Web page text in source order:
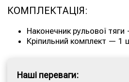
КОМПЛЕКТАЦІЯ:
Наконечник рульової
Кріпильний комплект — 1
Наші переваги: